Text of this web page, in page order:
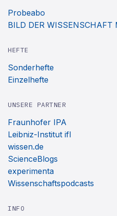
Probeabo
BILD DER WISSENSCHAFT
HEFTE
Sonderhefte
Einzelhefte
UNSERE PARTNER
Fraunhofer IPA
Leibniz-Institut ifl
wissen.de
ScienceBlogs
experimenta
Wissenschaftspodcasts
INFO